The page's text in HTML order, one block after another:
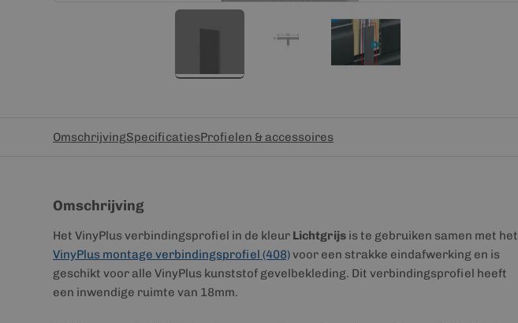
OmschrijvingSpecificatiesProfielen & accessoires
Omschrijving
Het VinyPlus verbindingsprofiel in de kleur Lichtgrijs is te gebruiken samen met het
VinyPlus montage verbindingsprofiel (408)voor een strakke eindafwerking en is
geschikt voor alle VinyPlus kunststof gevelbekleding. Dit verbindingsprofiel heeft
een inwendige ruimte van 18mm.